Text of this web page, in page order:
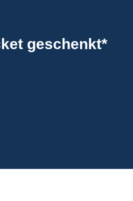
geschenkt*